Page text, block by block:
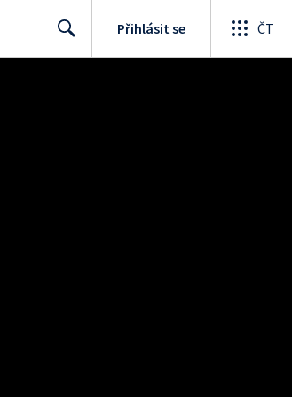
Přihlásit se ČT